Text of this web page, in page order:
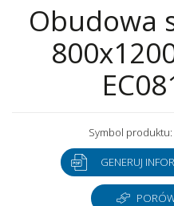
Obudowa
Symbol produktu:
GENERUJ